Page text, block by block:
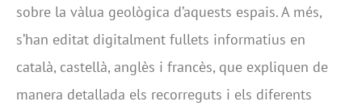
sobre la vàlua geològica d’aquests espais. A més,
s’han editat digitalment fullets informatius en
català, castellà, anglès i francès, que expliquen de
manera detallada els recorreguts i els diferents